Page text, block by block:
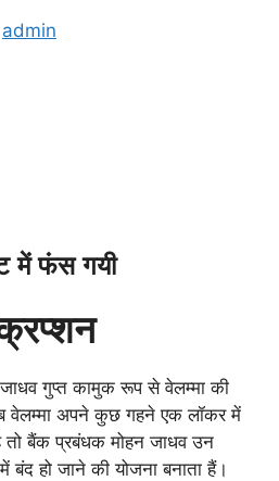
admin
में फंस गयी
गुप्त कामुक रूप से वेलम्मा की
वेलम्मा अपने कुछ गहने एक लॉकर में
बैंक प्रबंधक मोहन जाधव उन
हो जाने की योजना बनाता हैं।